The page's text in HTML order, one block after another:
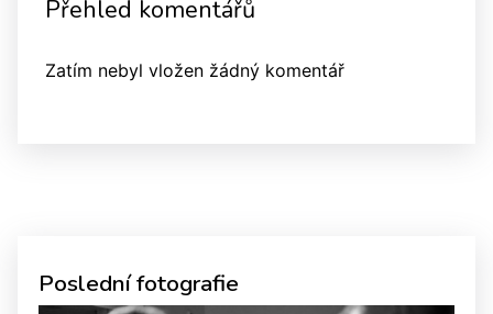
Přehled komentářů
Zatím nebyl vložen žádný komentář
Poslední fotografie